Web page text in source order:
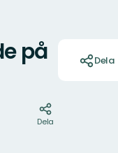
på
Dela
Dela